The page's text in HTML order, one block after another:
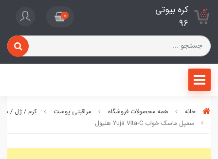
کره بیوتی
96
0
خانه همه محصولات فروشگاه مراقبتی پوست
کرم / ژل /
سمپل ماسک خواب Yuja Vita-C هنیول